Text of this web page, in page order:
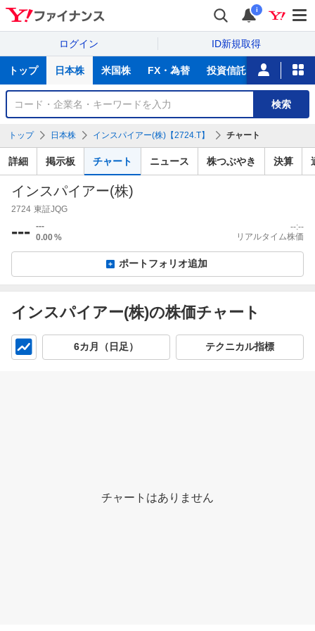
i
ログイン ID新規取得
サ
トップ 日本株 米国株 FX・為替 投資信託 ニュース
銘
検
索
検索
トップ 日本株 インスパイアー(株)【2724.T】 チャート
詳細 掲示板 チャート ニュース 株つぶやき 決算
インスパイアー(株)
2724 東証JQG
--- ---
0.00%
--:--
リアルタイム株価
ポートフォリオ追加
インスパイアー(株)の株価チャート
6カ月（日足） テクニカル指標
チャートはありません